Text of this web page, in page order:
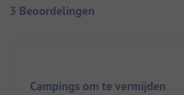
3 Beoordelingen
Campings om te vermijden